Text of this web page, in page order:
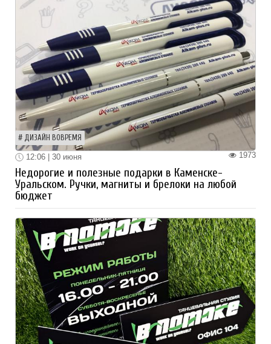
ДИЗАЙН ВОВРЕМЯ
1973
12:06 | 30 июня
Недорогие и полезные подарки в Каменске-
Уральском. Ручки, магниты и брелоки на любой
бюджет